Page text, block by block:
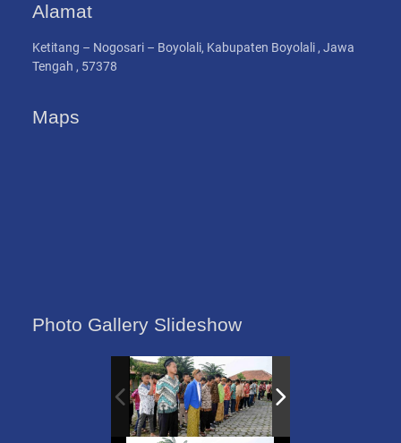
Alamat
Ketitang – Nogosari – Boyolali, Kabupaten Boyolali , Jawa
Tengah , 57378
Maps
Photo Gallery Slideshow